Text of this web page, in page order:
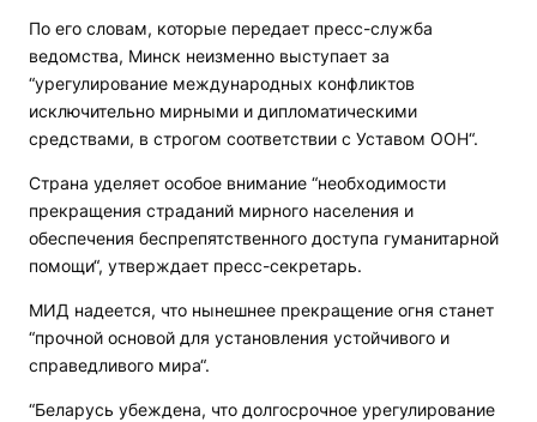
По его словам, которые передает пресс-служба
ведомства, Минск неизменно выступает за
“урегулирование международных конфликтов
исключительно мирными и дипломатическими
средствами, в строгом соответствии с Уставом ООН“.
Страна уделяет особое внимание “необходимости
прекращения страданий мирного населения и
обеспечения беспрепятственного доступа гуманитарной
помощи“, утверждает пресс-секретарь.
МИД надеется, что нынешнее прекращение огня станет
“прочной основой для установления устойчивого и
справедливого мира“.
“Беларусь убеждена, что долгосрочное урегулирование